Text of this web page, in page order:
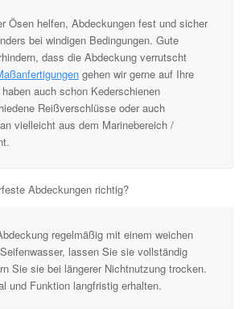
Ösen helfen, Abdeckungen fest und sicher
bei windigen Bedingungen. Gute
dass die Abdeckung verrutscht
gehen wir gerne auf Ihre
auch schon Kederschienen
Reißverschlüsse oder auch
vielleicht aus dem Marinebereich /
Abdeckungen richtig?
regelmäßig mit einem weichen
lassen Sie sie vollständig
Sie sie bei längerer Nichtnutzung trocken.
und Funktion langfristig erhalten.